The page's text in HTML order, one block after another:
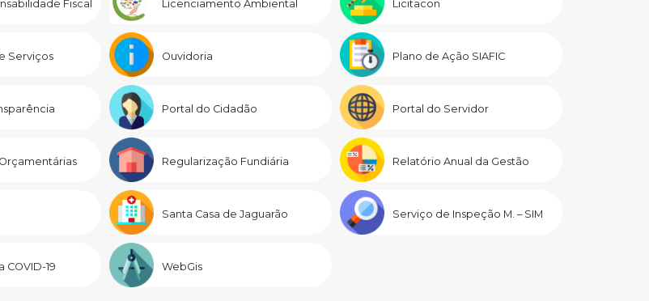
Fiscal Licenciamento Ambiental Licitacon
Serviços Ouvidoria Plano de Ação SIAFIC
Portal do Cidadão Portal do Servidor
Regularização Fundiária Relatório Anual da Gestão
Santa Casa de Jaguarão Serviço de Inspeção M. – SIM
COVID-19 WebGis